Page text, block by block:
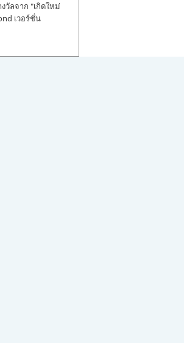
วัลจาก "เกิดใหม่
เวอร์ชั่น